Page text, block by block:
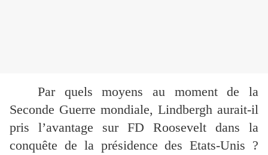
Par quels moyens au moment de la
Seconde Guerre mondiale, Lindbergh aurait-il
pris l’avantage sur FD Roosevelt dans la
conquête de la présidence des Etats-Unis ?